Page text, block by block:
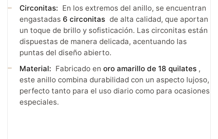
Circonitas: En los extremos del anillo, se encuentran
engastadas 6 circonitas de alta calidad, que aportan
un toque de brillo y sofisticación. Las circonitas están
dispuestas de manera delicada, acentuando las
puntas del diseño abierto.
Material: Fabricado en oro amarillo de 18 quilates ,
este anillo combina durabilidad con un aspecto lujoso,
perfecto tanto para el uso diario como para ocasiones
especiales.